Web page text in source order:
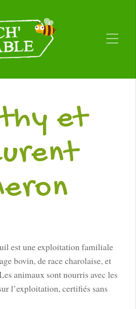
et
est une exploitation familiale
bovin, de race charolaise, et
animaux sont nourris avec les
l’exploitation, certifiés sans